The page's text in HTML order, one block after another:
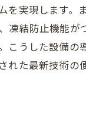
実現します
凍結防止機能
うした設備
た最新技術の